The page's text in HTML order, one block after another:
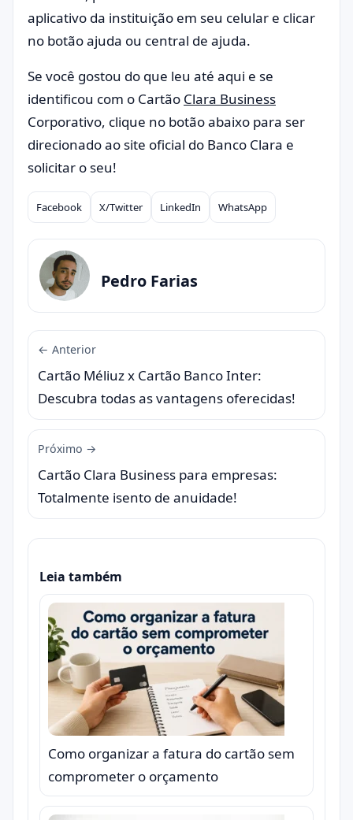
aplicativo da instituição em seu celular e clicar
no botão ajuda ou central de ajuda.
Se você gostou do que leu até aqui e se
identificou com o Cartão Clara Business
Corporativo, clique no botão abaixo para ser
direcionado ao site oficial do Banco Clara e
solicitar o seu!
Compartilhar
Facebook X/Twitter LinkedIn WhatsApp
Pedro Farias
← Anterior
Cartão Méliuz x Cartão Banco Inter:
Descubra todas as vantagens oferecidas!
Próximo →
Cartão Clara Business para empresas:
Totalmente isento de anuidade!
Leia também
Como organizar a fatura do cartão sem
comprometer o orçamento